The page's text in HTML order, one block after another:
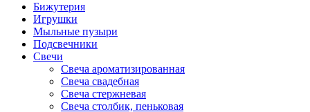
Бижутерия
Игрушки
Мыльные пузыри
Подсвечники
Свечи
Свеча ароматизированная
Свеча свадебная
Свеча стержневая
Свеча столбик, пеньковая